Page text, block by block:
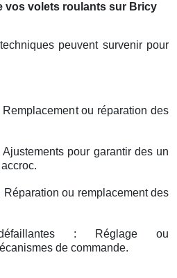
vos volets roulants sur Bricy
peuvent survenir pour
Remplacement ou réparation des
pour garantir des un
Réparation ou remplacement des
défaillantes : Réglage ou
de commande.